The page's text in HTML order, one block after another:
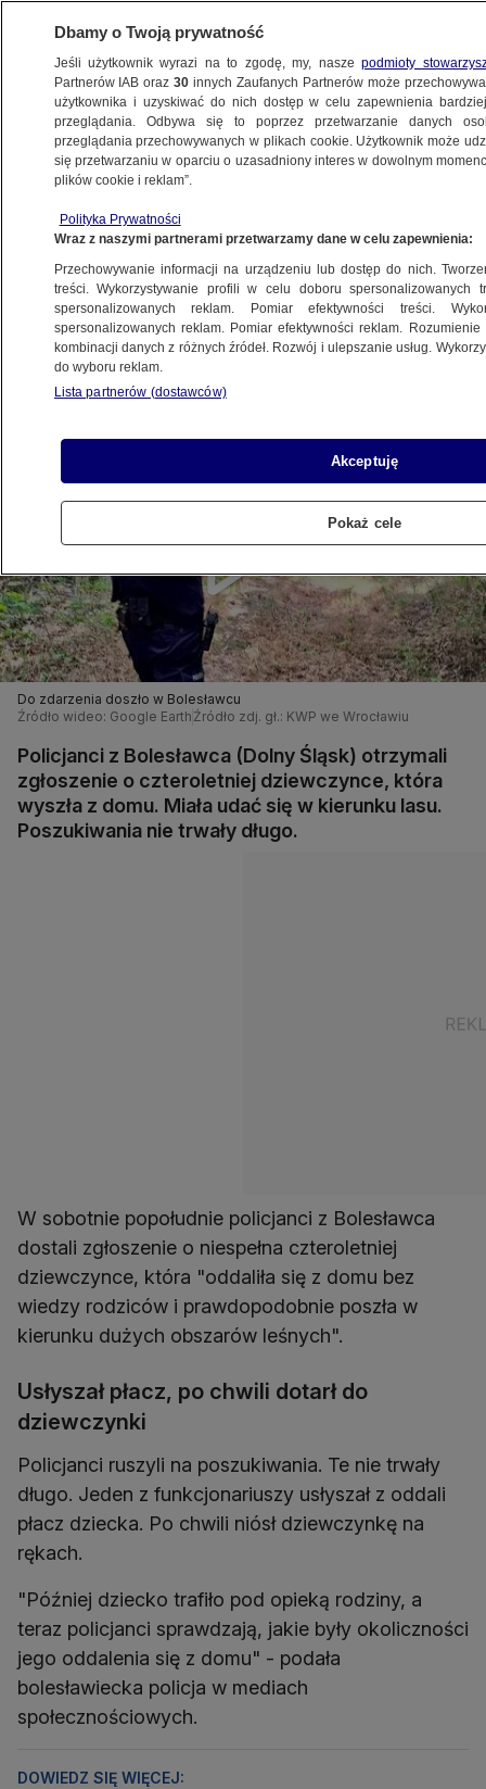
WROCŁAW
bez wiedzy rodziców". Policjant usłyszał jej
płacz
19.07.2025, 16:47
Posłuchaj artykułu
Czyta lektor AI
Do zdarzenia doszło w Bolesławcu
Źródło wideo: Google Earth Źródło zdj. gł.: KWP we Wrocławiu
Policjanci z Bolesławca (Dolny Śląsk) otrzymali
zgłoszenie o czteroletniej dziewczynce, która
wyszła z domu. Miała udać się w kierunku lasu.
Poszukiwania nie trwały długo.
W sobotnie popołudnie policjanci z Bolesławca
dostali zgłoszenie o niespełna czteroletniej
dziewczynce, która "oddaliła się z domu bez
wiedzy rodziców i prawdopodobnie poszła w
kierunku dużych obszarów leśnych".
Usłyszał płacz, po chwili dotarł do
dziewczynki
Policjanci ruszyli na poszukiwania. Te nie trwały
długo. Jeden z funkcjonariuszy usłyszał z oddali
płacz dziecka. Po chwili niósł dziewczynkę na
rękach.
"Później dziecko trafiło pod opieką rodziny, a
teraz policjanci sprawdzają, jakie były okoliczności
jego oddalenia się z domu" - podała
bolesławiecka policja w mediach
społecznościowych.
DOWIEDZ SIĘ WIĘCEJ:
Dbamy o Twoją prywatność
Jeśli użytkownik wyrazi na to zgodę, my, naszepodmioty
Partnerów IAB oraz30 innych Zaufanych Partnerów może
użytkownika i uzyskiwać do nich dostęp w celu zapewnienia
przeglądania. Odbywa się to poprzez przetwarzanie danych
przeglądania przechowywanych w plikach cookie. Użytkownik może
się przetwarzaniu w oparciu o uzasadniony interes w dowolnym
plików cookie i reklam”.
Polityka Prywatności
Wraz z naszymi partnerami przetwarzamy dane w celu zapewnienia:
Przechowywanie informacji na urządzeniu lub dostęp do nich.
treści. Wykorzystywanie profili w celu doboru spersonalizowanych
spersonalizowanych reklam. Pomiar efektywności treści.
spersonalizowanych reklam. Pomiar efektywności reklam.
kombinacji danych z różnych źródeł. Rozwój i ulepszanie usług.
do wyboru reklam.
Lista partnerów (dostawców)
Akceptuję
Pokaż cele